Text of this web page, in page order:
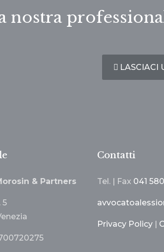
nostra
LASCIACI
& Partners
5
Contatti
Tel. | Fax 041
Privacy Policy